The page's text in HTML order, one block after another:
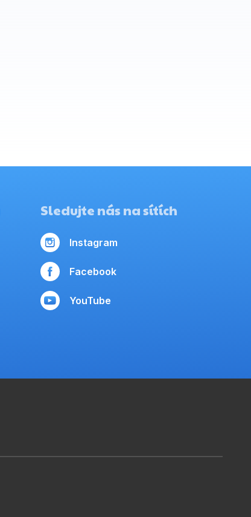
Sledujte nás na sítích
Instagram
Facebook
YouTube